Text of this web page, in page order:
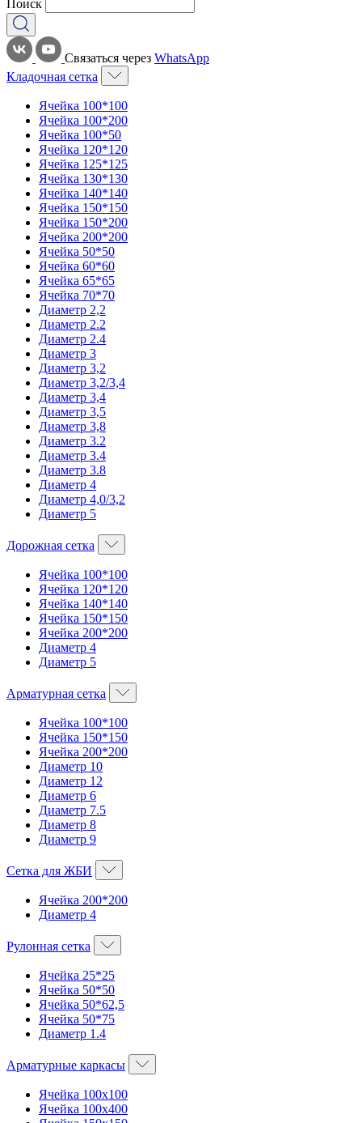
Поиск
Связаться через WhatsApp
Кладочная сетка
Ячейка 100*100
Ячейка 100*200
Ячейка 100*50
Ячейка 120*120
Ячейка 125*125
Ячейка 130*130
Ячейка 140*140
Ячейка 150*150
Ячейка 150*200
Ячейка 200*200
Ячейка 50*50
Ячейка 60*60
Ячейка 65*65
Ячейка 70*70
Диаметр 2,2
Диаметр 2.2
Диаметр 2.4
Диаметр 3
Диаметр 3,2
Диаметр 3,2/3,4
Диаметр 3,4
Диаметр 3,5
Диаметр 3,8
Диаметр 3.2
Диаметр 3.4
Диаметр 3.8
Диаметр 4
Диаметр 4,0/3,2
Диаметр 5
Дорожная сетка
Ячейка 100*100
Ячейка 120*120
Ячейка 140*140
Ячейка 150*150
Ячейка 200*200
Диаметр 4
Диаметр 5
Арматурная сетка
Ячейка 100*100
Ячейка 150*150
Ячейка 200*200
Диаметр 10
Диаметр 12
Диаметр 6
Диаметр 7.5
Диаметр 8
Диаметр 9
Сетка для ЖБИ
Ячейка 200*200
Диаметр 4
Рулонная сетка
Ячейка 25*25
Ячейка 50*50
Ячейка 50*62,5
Ячейка 50*75
Диаметр 1.4
Арматурные каркасы
Ячейка 100х100
Ячейка 100х400